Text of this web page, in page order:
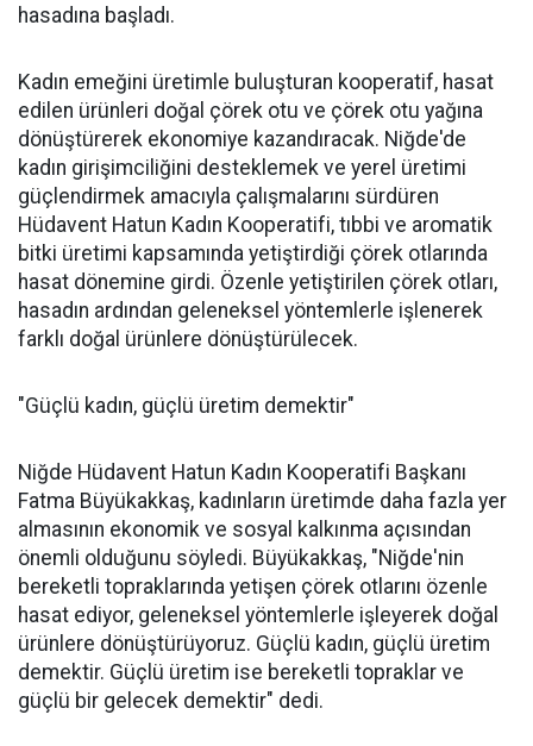
hasadına başladı.
Kadın emeğini üretimle buluşturan kooperatif, hasat
edilen ürünleri doğal çörek otu ve çörek otu yağına
dönüştürerek ekonomiye kazandıracak. Niğde'de
kadın girişimciliğini desteklemek ve yerel üretimi
güçlendirmek amacıyla çalışmalarını sürdüren
Hüdavent Hatun Kadın Kooperatifi, tıbbi ve aromatik
bitki üretimi kapsamında yetiştirdiği çörek otlarında
hasat dönemine girdi. Özenle yetiştirilen çörek otları,
hasadın ardından geleneksel yöntemlerle işlenerek
farklı doğal ürünlere dönüştürülecek.
"Güçlü kadın, güçlü üretim demektir"
Niğde Hüdavent Hatun Kadın Kooperatifi Başkanı
Fatma Büyükakkaş, kadınların üretimde daha fazla yer
almasının ekonomik ve sosyal kalkınma açısından
önemli olduğunu söyledi. Büyükakkaş, "Niğde'nin
bereketli topraklarında yetişen çörek otlarını özenle
hasat ediyor, geleneksel yöntemlerle işleyerek doğal
ürünlere dönüştürüyoruz. Güçlü kadın, güçlü üretim
demektir. Güçlü üretim ise bereketli topraklar ve
güçlü bir gelecek demektir" dedi.